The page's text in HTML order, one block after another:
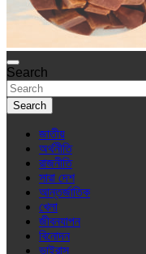
Search
Search
জাতীয়
অর্থনীতি
রাজনীতি
সারা দেশ
আন্তর্জাতিক
খেলা
জীবনযাপন
বিনোদন
ভাইরাস